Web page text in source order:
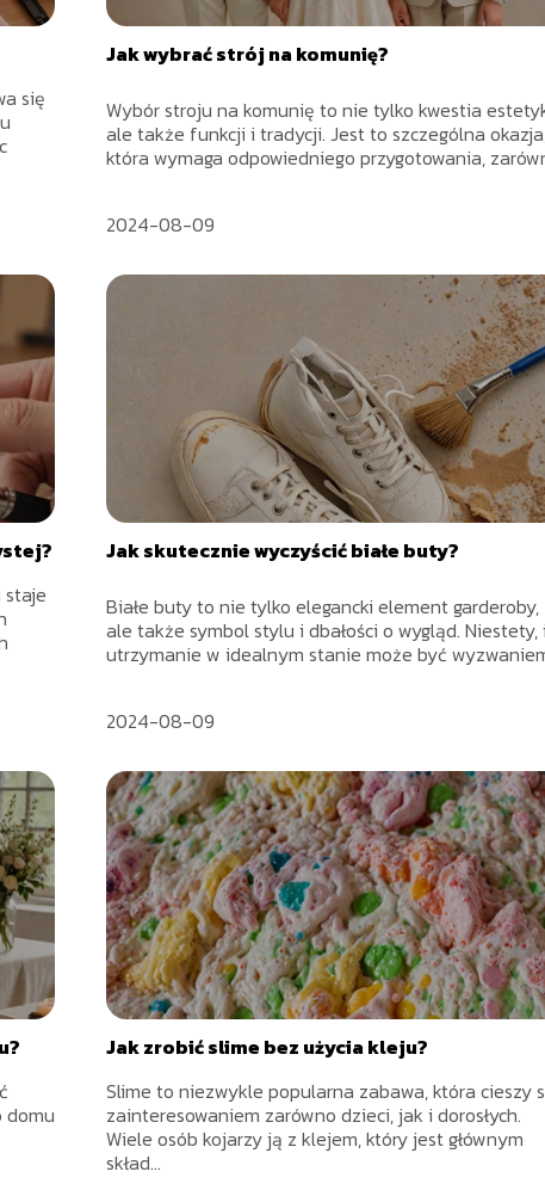
się
Jak wybrać strój na komunię?
Wybór stroju na komunię to nie tylko kwestia
ale także funkcji i tradycji. Jest to szczególna
która wymaga odpowiedniego przygotowania,
2024-08-09
staje
Jak skutecznie wyczyścić białe buty?
Białe buty to nie tylko elegancki element garderoby,
ale także symbol stylu i dbałości o wygląd. Niestety,
utrzymanie w idealnym stanie może być
2024-08-09
domu
Jak zrobić slime bez użycia kleju?
Slime to niezwykle popularna zabawa, która cieszy
zainteresowaniem zarówno dzieci, jak i dorosłych.
Wiele osób kojarzy ją z klejem, który jest głównym
skład...